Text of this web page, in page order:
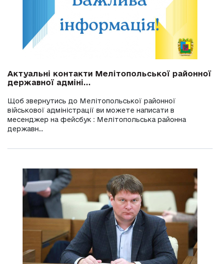
Актуальні контакти Мелітопольської районної
державної адміні...
Щоб звернутись до Мелітопольської районної
військової адміністрації ви можете написати в
месенджер на фейсбук : Мелітопольська районна
державн...